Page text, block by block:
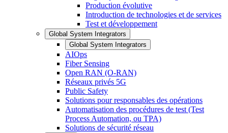
Production évolutive
Introduction de technologies et de services
Test et développement
Global System Integrators
Global System Integrators
AIOps
Fiber Sensing
Open RAN (O-RAN)
Réseaux privés 5G
Public Safety
Solutions pour responsables des opérations
Automatisation des procédures de test (Test
Process Automation, ou TPA)
Solutions de sécurité réseau